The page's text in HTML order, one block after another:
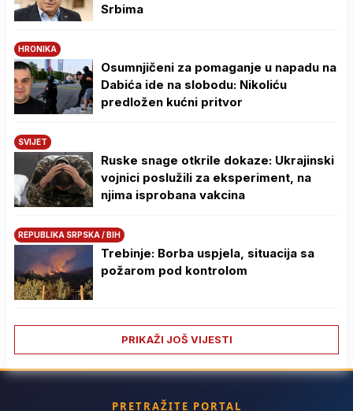
Srbima
HRONIKA
Osumnjičeni za pomaganje u napadu na
Dabića ide na slobodu: Nikoliću
predložen kućni pritvor
SVIJET
Ruske snage otkrile dokaze: Ukrajinski
vojnici poslužili za eksperiment, na
njima isprobana vakcina
REPUBLIKA SRPSKA / BIH
Trebinje: Borba uspjela, situacija sa
požarom pod kontrolom
PRIKAŽI JOŠ VIJESTI
PRETRAŽITE PORTAL